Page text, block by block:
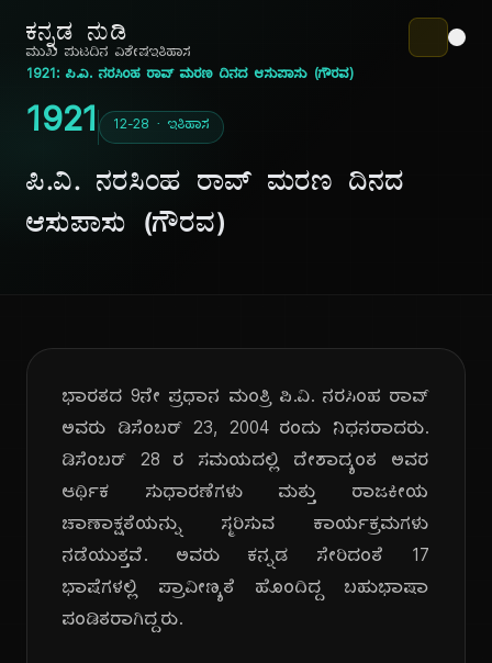
ಕನ್ನಡ ನುಡಿ
ಮುಖ ಪುಟದಿನ ವಿಶೇಷಇತಿಹಾಸ
1921: ಪಿ.ವಿ. ನರಸಿಂಹ ರಾವ್ ಮರಣ ದಿನದ ಆಸುಪಾಸು (ಗೌರವ)
1921 12-28 · ಇತಿಹಾಸ
ಪಿ.ವಿ. ನರಸಿಂಹ ರಾವ್ ಮರಣ ದಿನದ
ಆಸುಪಾಸು (ಗೌರವ)
ಭಾರತದ 9ನೇ ಪ್ರಧಾನ ಮಂತ್ರಿ ಪಿ.ವಿ. ನರಸಿಂಹ ರಾವ್
ಅವರು ಡಿಸೆಂಬರ್ 23, 2004 ರಂದು ನಿಧನರಾದರು.
ಡಿಸೆಂಬರ್ 28 ರ ಸಮಯದಲ್ಲಿ ದೇಶಾದ್ಯಂತ ಅವರ
ಆರ್ಥಿಕ ಸುಧಾರಣೆಗಳು ಮತ್ತು ರಾಜಕೀಯ
ಚಾಣಾಕ್ಷತೆಯನ್ನು ಸ್ಮರಿಸುವ ಕಾರ್ಯಕ್ರಮಗಳು
ನಡೆಯುತ್ತವೆ. ಅವರು ಕನ್ನಡ ಸೇರಿದಂತೆ 17
ಭಾಷೆಗಳಲ್ಲಿ ಪ್ರಾವೀಣ್ಯತೆ ಹೊಂದಿದ್ದ ಬಹುಭಾಷಾ
ಪಂಡಿತರಾಗಿದ್ದರು.